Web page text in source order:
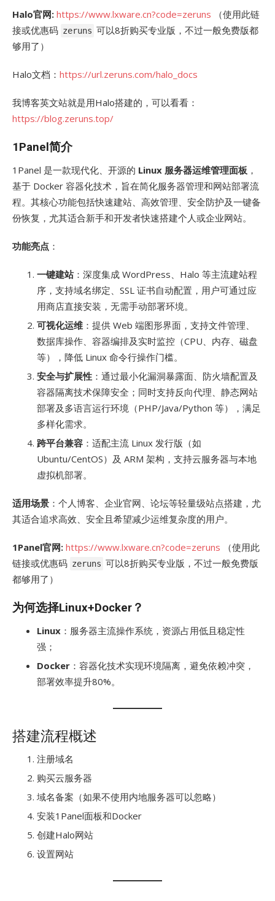
Halo官网: https://www.lxware.cn?code=zeruns （使用此链
接或优惠码 zeruns 可以8折购买专业版，不过一般免费版都
够用了）
Halo文档： https://url.zeruns.com/halo_docs
我博客英文站就是用Halo搭建的，可以看看：
https://blog.zeruns.top/
1Panel简介
1Panel 是一款现代化、开源的 Linux 服务器运维管理面板 ，
基于 Docker 容器化技术，旨在简化服务器管理和网站部署流
程。其核心功能包括快速建站、高效管理、安全防护及一键备
份恢复，尤其适合新手和开发者快速搭建个人或企业网站。
功能亮点 ：
一键建站：深度集成 WordPress、Halo 等主流建站程
序，支持域名绑定、SSL 证书自动配置，用户可通过应
用商店直接安装，无需手动部署环境。
可视化运维 ：提供 Web 端图形界面，支持文件管理、
数据库操作、容器编排及实时监控（CPU、内存、磁盘
等），降低 Linux 命令行操作门槛。
安全与扩展性 ：通过最小化漏洞暴露面、防火墙配置及
容器隔离技术保障安全；同时支持反向代理、静态网站
部署及多语言运行环境（PHP/Java/Python 等），满足
多样化需求。
跨平台兼容 ：适配主流 Linux 发行版（如
Ubuntu/CentOS）及 ARM 架构，支持云服务器与本地
虚拟机部署。
适用场景 ：个人博客、企业官网、论坛等轻量级站点搭建，尤
其适合追求高效、安全且希望减少运维复杂度的用户。
1Panel官网: https://www.lxware.cn?code=zeruns （使用此
链接或优惠码 zeruns 可以8折购买专业版，不过一般免费版
都够用了）
为何选择Linux+Docker？
Linux ：服务器主流操作系统，资源占用低且稳定性
强；
Docker ：容器化技术实现环境隔离，避免依赖冲突，
部署效率提升80%。
搭建流程概述
注册域名
购买云服务器
域名备案（如果不使用内地服务器可以忽略）
安装1Panel面板和Docker
创建Halo网站
设置网站